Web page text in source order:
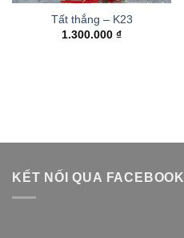
Tất thắng – K23
1.300.000 ₫
KẾT NỐI QUA FACEBOOK